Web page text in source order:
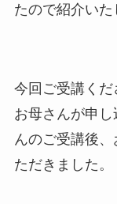
たので紹介いた
今回ご受講くだ
お母さんが申
んのご受講後
ただきました。